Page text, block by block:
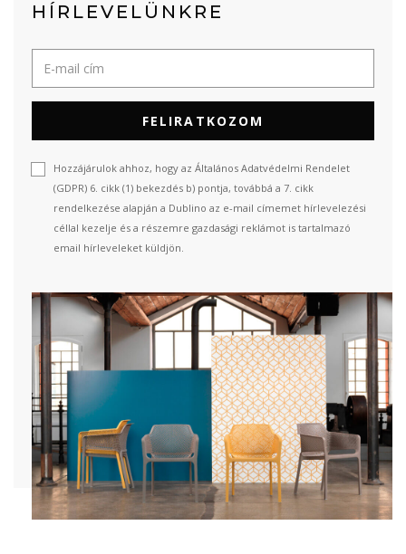
HÍRLEVELÜNKRE
FELIRATKOZOM
Hozzájárulok ahhoz, hogy az Általános Adatvédelmi Rendelet
(GDPR) 6. cikk (1) bekezdés b) pontja, továbbá a 7. cikk
rendelkezése alapján a Dublino az e-mail címemet hírlevelezési
céllal kezelje és a részemre gazdasági reklámot is tartalmazó
email hírleveleket küldjön.